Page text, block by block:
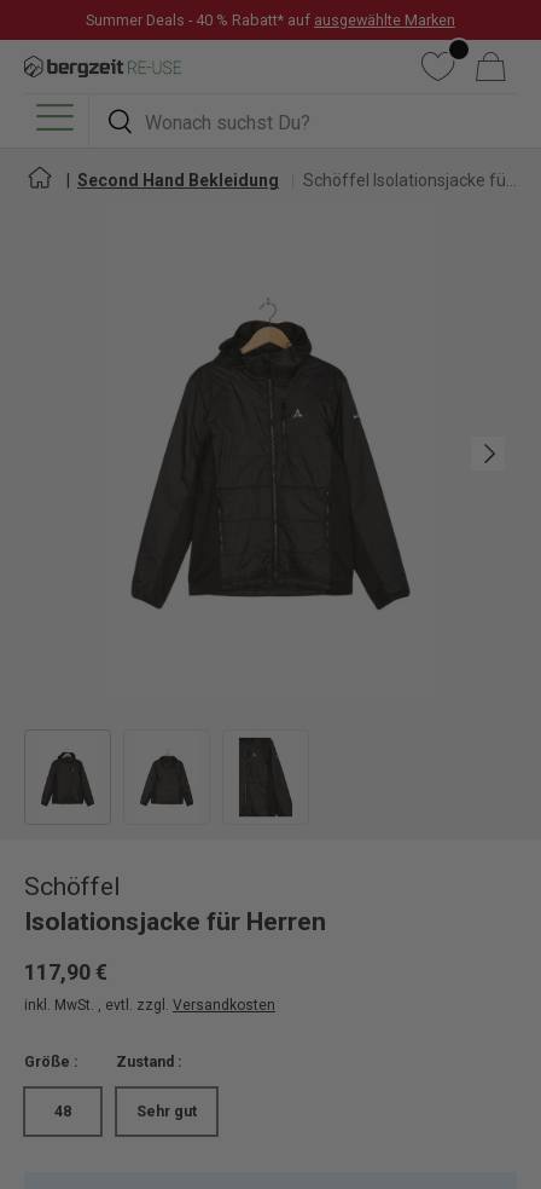
DIREKT ZUM INHALT
Summer Deals - 40 % Rabatt* auf ausgewählte Marken
Suchen
Suchen
WunschlisteWarenkorb
Menü
Second Hand Bekleidung
Nächste
Schöffel
Isolationsjacke für Herren
117,90 €
inkl. MwSt. , evtl. zzgl. Versandkosten
Größe :
48
Zustand :
Sehr gut